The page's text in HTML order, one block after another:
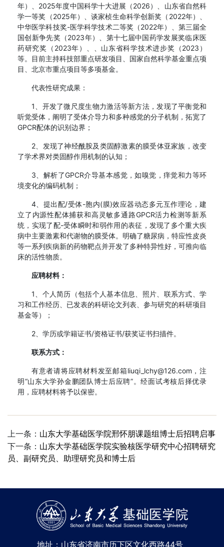
年）、2025年度中国科学十大进展（2026）、山东省自然科
学一等奖（2025年）、谈家桢生命科学创新奖（2022年）、
中华医学科技奖-医学科学技术二等奖（2022年）、第三届全
国创新争先奖（2023年）、第十七届中国药学发展奖临床医
药研究奖（2023年）、、山东省科学技术进步奖（2023）
等。目前主持科技部重点研发项目、国家自然科学基金重点项
目、北京市重点项目等多项基金。
代表性研究成果：
1、开发了微尺度生物力激活等新方法，发现了平衡觉和
听觉受体，阐明了受体介导力和多种感觉的分子机制，拓宽了
GPCR配体的识别边界；
2、发现了神经酰胺及类固醇激素的膜受体亚家族，改变
了学术界对类固醇作用机制的认知；
3、解析了GPCR介导基本感觉，如嗅觉，痒觉和力等环
境变化的编码机制；
4、提出配/受体-胞内(膜)效应器动态多元互作理论，建
立了内源性配体捕获和高灵敏多通路GPCR活力检测等新系
统，实现了配-受体瞬时和弱作用的表征，发现了多个重大疾
病中主要激素和代谢物的膜受体。明确了糖尿病，特应性皮炎
等一系列疾病新的药物靶点并开发了多种特异性好，可推向临
床的活性物质。
应聘材料：
1、个人简历（包括个人基本信息、照片、联系方式、学
习和工作经历、已发表的科研论文列表、参与研究的科研项目
基金等）；
2、学历或学籍证书/资格证书/获奖证书扫描件。
联系方式：
有意者请将应聘材料发至邮箱liuqi_lchy@126.com，注
明“山东大学孙金鹏团队博士后应聘”。经面试考核后择优录
用，应聘材料将予以保密。
上一条： 山东大学基础医学院邢怀朋课题组博士后招聘启事
下一条： 山东大学基础医学院实验核医学研究中心招聘研究
员、副研究员、助理研究员和博士后
地址：山东省济南市历下区文化西路44号